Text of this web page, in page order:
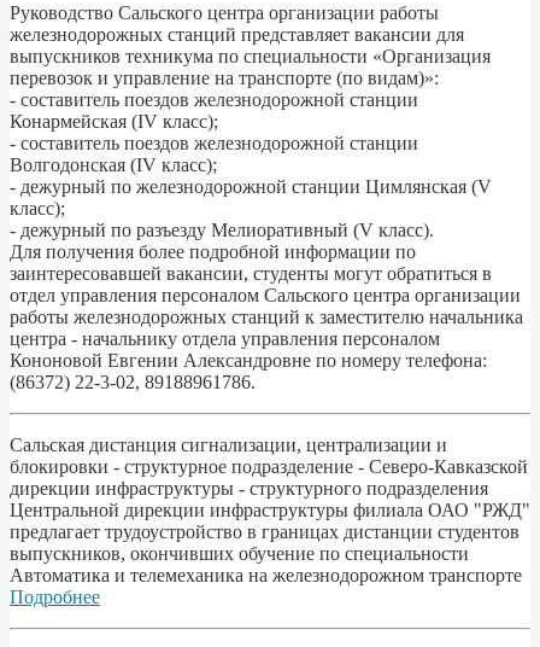
Руководство Сальского центра организации работы
железнодорожных станций представляет вакансии для
выпускников техникума по специальности «Организация
перевозок и управление на транспорте (по видам)»:
- составитель поездов железнодорожной станции
Конармейская (IV класс);
- составитель поездов железнодорожной станции
Волгодонская (IV класс);
- дежурный по железнодорожной станции Цимлянская (V
класс);
- дежурный по разъезду Мелиоративный (V класс).
Для получения более подробной информации по
заинтересовавшей вакансии, студенты могут обратиться в
отдел управления персоналом Сальского центра организации
работы железнодорожных станций к заместителю начальника
центра - начальнику отдела управления персоналом
Кононовой Евгении Александровне по номеру телефона:
(86372) 22-3-02, 89188961786.
Сальская дистанция сигнализации, централизации и
блокировки - структурное подразделение - Северо-Кавказской
дирекции инфраструктуры - структурного подразделения
Центральной дирекции инфраструктуры филиала ОАО "РЖД"
предлагает трудоустройство в границах дистанции студентов
выпускников, окончивших обучение по специальности
Автоматика и телемеханика на железнодорожном транспорте
Подробнее